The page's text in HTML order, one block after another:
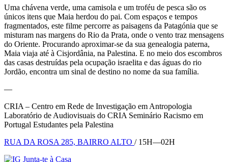
Uma chávena verde, uma camisola e um troféu de pesca são os
únicos itens que Maia herdou do pai. Com espaços e tempos
fragmentados, este filme percorre as paisagens da Patagónia que se
misturam nas margens do Rio da Prata, onde o vento traz mensagens
do Oriente. Procurando aproximar-se da sua genealogia paterna,
Maia viaja até à Cisjordânia, na Palestina. E no meio dos escombros
das casas destruídas pela ocupação israelita e das águas do rio
Jordão, encontra um sinal de destino no nome da sua família.
—
CRIA – Centro em Rede de Investigação em Antropologia
Laboratório de Audiovisuais do CRIA Seminário Racismo em
Portugal Estudantes pela Palestina
RUA DA ROSA 285, BAIRRO ALTO / 15H—02H
Junta-te à Casa